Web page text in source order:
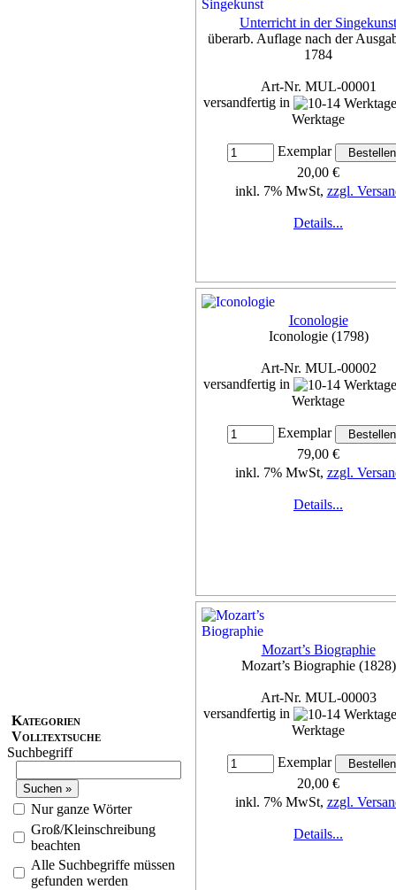
Kategorien
Volltextsuche
Suchbegriff
Nur ganze Wörter
Groß/Kleinschreibung
beachten
Alle Suchbegriffe müssen
gefunden werden
Unterricht in der Singekunst
überarb. Auflage nach der
1784
Art-Nr. MUL-00001
versandfertig in
Werktage
Exemplar
20,00 €
inkl. 7% MwSt, zzgl.
Details...
Iconologie
Iconologie (1798)
Art-Nr. MUL-00002
versandfertig in
Werktage
Exemplar
79,00 €
inkl. 7% MwSt, zzgl.
Details...
Mozart’s Biographie
Mozart’s Biographie (1828)
Art-Nr. MUL-00003
versandfertig in
Werktage
Exemplar
20,00 €
inkl. 7% MwSt, zzgl.
Details...